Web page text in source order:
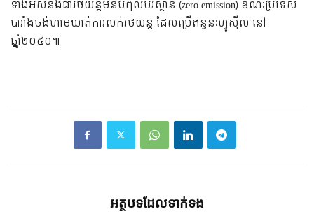
ទាំងអស់នឹងជារថយន្តមិនបំពុលបរិស្ថាន (zero emission) ខណៈប្រទេស
បារាំងចង់ហាមឃាត់ការលក់រថយន្ត ដែលប្រើឥន្ធនៈហ្វូស៊ីល នៅ
ឆ្នាំ២០៤០៕
អត្ថបទ​ដែល​ទាក់ទង